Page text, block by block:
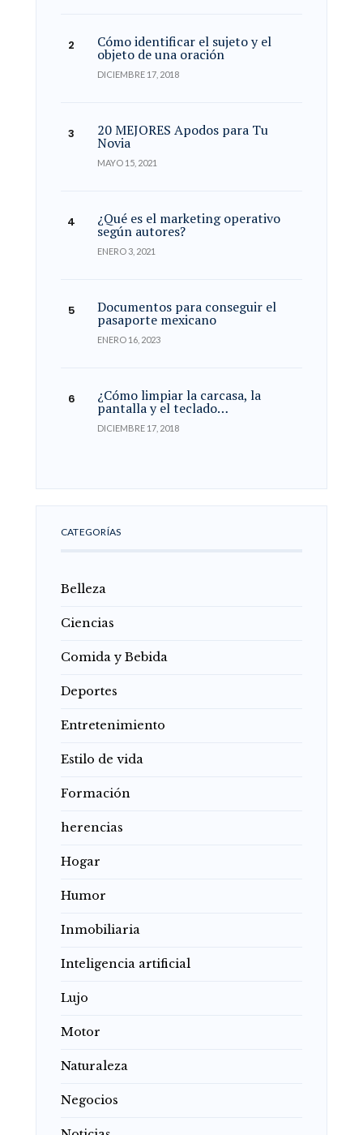
Cómo identificar el sujeto y el
objeto de una oración
DICIEMBRE 17, 2018
20 MEJORES Apodos para Tu
Novia
MAYO 15, 2021
¿Qué es el marketing operativo
según autores?
ENERO 3, 2021
Documentos para conseguir el
pasaporte mexicano
ENERO 16, 2023
¿Cómo limpiar la carcasa, la
pantalla y el teclado…
DICIEMBRE 17, 2018
CATEGORÍAS
Belleza
Ciencias
Comida y Bebida
Deportes
Entretenimiento
Estilo de vida
Formación
herencias
Hogar
Humor
Inmobiliaria
Inteligencia artificial
Lujo
Motor
Naturaleza
Negocios